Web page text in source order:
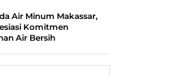
Air Minum Makassar,
Komitmen
Air Bersih